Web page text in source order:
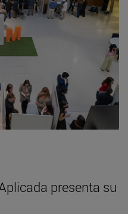
presenta su